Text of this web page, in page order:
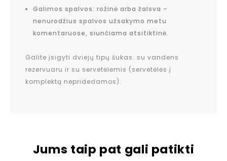
Galimos spalvos: rožinė arba žalsva –
nenurodžius spalvos užsakymo metu
komentaruose, siunčiama atsitiktinė.
Galite įsigyti dviejų tipų šukas: su vandens
rezervuaru ir su servetėlėmis (servetėlės į
komplektą nepridedamos).
Jums taip pat gali patikti